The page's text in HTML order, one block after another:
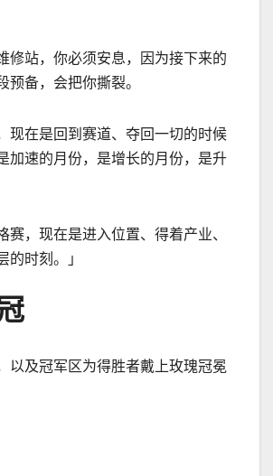
修站，你必须安息，因为接下来的
预备，会把你撕裂。
现在是回到赛道、夺回一切的时候
加速的月份，是增长的月份，是升
赛，现在是进入位置、得着产业、
的时刻。」
以及冠军区为得胜者戴上玫瑰冠冕